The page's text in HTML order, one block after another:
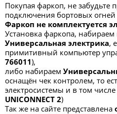
Покупая фаркоп, не забудьте
подключения бортовых
Фаркоп не комплектуется
Установка фаркопа, набираем
Универсальная электрика,
примитивный компьютер
766011),
либо набираем
оснащён чек контролем, то
электросистемы и в том числе
UNICONNECT 2)
Так же на сайте представлена